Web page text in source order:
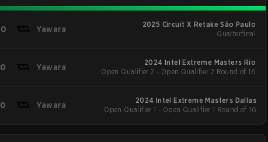
0 Yawara
2025 Circuit X Retake São Paulo
Quarterfinal
0 Yawara
2024 Intel Extreme Masters Rio
Open Qualifier 2 - Open Qualifier 2 Round of 16
0 Yawara
2024 Intel Extreme Masters Dallas
Open Qualifier 1 - Open Qualifier 1 Round of 16